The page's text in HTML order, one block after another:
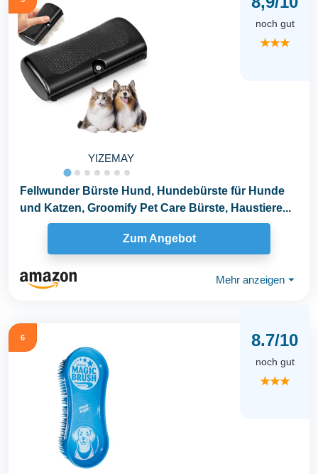
YIZEMAY
noch gut
★★★
Fellwunder Bürste Hund, Hundebürste für Hunde
und Katzen, Groomify Pet Care Bürste, Haustiere...
Zum Angebot
Mehr anzeigen ⏷
6 8.7/10
noch gut
★★★